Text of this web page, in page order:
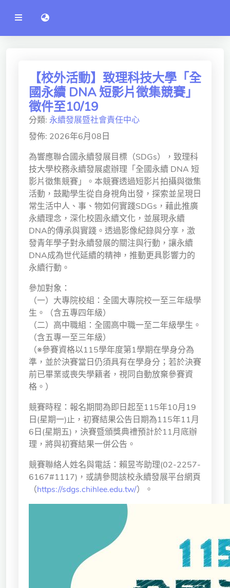
公
告
系
工程學院
資訊學院
管理學院
人文社社會學院
電機通訊學院
醫護學院
研究中心
通識教學部
獨立學術單位
語言切換 language switch
【校外活動】致理科技大學「全
國永續 DNA 短影片徵集競賽」
徵件至10/19
分類: 永續發展暨社會責任中心
發佈: 2026年6月08日
為響應聯合國永續發展目標（SDGs），致理科
技大學校務永續發展處辦理「全國永續 DNA 短
影片徵集競賽」。本競賽透過短影片拍攝與徵集
活動，鼓勵學生從自身視角出發，探索並呈現日
常生活中人、事、物如何實踐SDGs，藉此推廣
永續理念，深化校園永續文化，並展現永續
DNA的傳承與實踐。透過影像紀錄與分享，激
發青年學子對永續發展的關注與行動，讓永續
DNA成為世代延續的精神，推動更具影響力的
永續行動。
參加對象：
（一）大專院校組：全國大專院校一至三年級學
生。（含五專四年級）
（二）高中職組：全國高中職一至二年級學生。
（含五專一至三年級）
（※參賽資格以115學年度第1學期在學身分為
準，並於決賽當日仍須具有在學身分；若於決賽
前已畢業或喪失學籍者，視同自動放棄參賽資
格。）
競賽時程：報名期間為即日起至115年10月19
日(星期一)止，初賽結果公告日期為115年11月
6日(星期五)，決賽暨頒獎典禮預計於11月底辦
理，將與初賽結果一併公告。
競賽聯絡人姓名與電話：賴昱岑助理(02-2257-
6167#1117)，或請參閱該校永續發展平台網頁
（https://sdgs.chihlee.edu.tw/）。